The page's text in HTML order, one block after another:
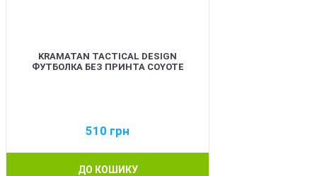
KRAMATAN TACTICAL DESIGN
ФУТБОЛКА БЕЗ ПРИНТА COYOTE
510 грн
ДО КОШИКУ